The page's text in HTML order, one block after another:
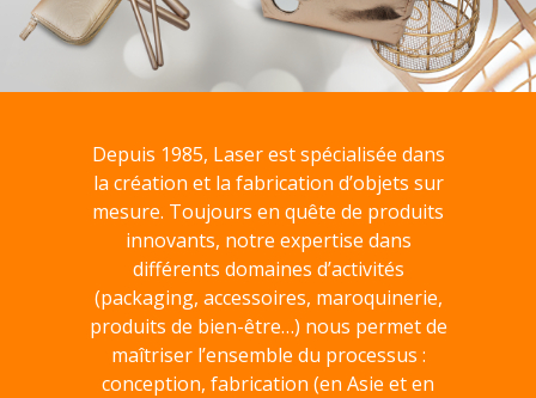
Depuis 1985, Laser est spécialisée dans
la création et la fabrication d’objets sur
mesure. Toujours en quête de produits
innovants, notre expertise dans
différents domaines d’activités
(packaging, accessoires, maroquinerie,
produits de bien-être…) nous permet de
maîtriser l’ensemble du processus :
conception, fabrication (en Asie et en